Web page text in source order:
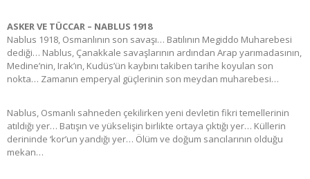
ASKER VE TÜCCAR – NABLUS 1918
Nablus 1918, Osmanlının son savaşı… Batılının Megiddo Muharebesi
dediği… Nablus, Çanakkale savaşlarının ardından Arap yarımadasının,
Medine’nin, Irak’ın, Kudüs’ün kaybını takiben tarihe koyulan son
nokta… Zamanın emperyal güçlerinin son meydan muharebesi…
Nablus, Osmanlı sahneden çekilirken yeni devletin fikri temellerinin
atıldığı yer… Batışın ve yükselişin birlikte ortaya çıktığı yer… Küllerin
derininde ‘kor’un yandığı yer… Ölüm ve doğum sancılarının olduğu
mekan…